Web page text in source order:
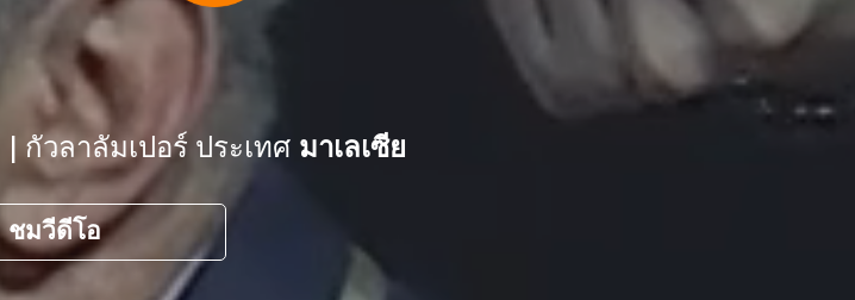
| กัวลาลัมเปอร์ ประเทศมาเลเซีย
ชมวีดีโอ